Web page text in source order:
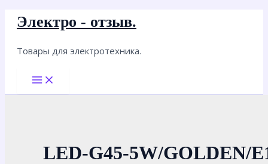
Перейти
содержимому
Электро - отзыв.
Товары для электротехника.
Main
Menu
LED-G45-5W/GOLDEN/